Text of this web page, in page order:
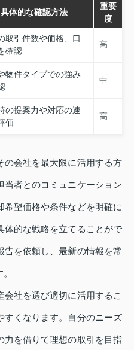
具体的な確認方法
重要
度
取引件数や価格、口
確認
高
物件タイプでの強み
中
の提案力や対応の速
価
高
の会社を最大限に活用する方
者とのコミュニケーション
希望価格や条件などを明確に
体的な戦略を立てることがで
告を依頼し、最新の情報を常
社を選び適切に活用するこ
すくなります。自分のニーズ
力を借りて理想の取引を目指